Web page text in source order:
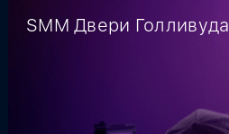
SMM Двери Голливуда